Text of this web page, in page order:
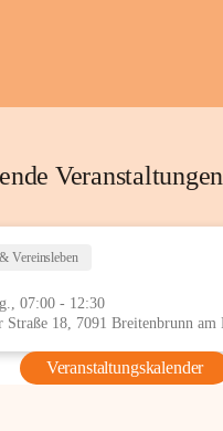
Veranstaltungen
Vereinsleben
07:00 - 12:30
Veranstaltungskalender